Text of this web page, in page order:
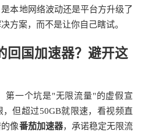
本地网络波动还是平台方升级了
方案，而不是让你自己瞎试。
回国加速器？避开这
第一个坑是"无限流量"的虚假宣
但超过50GB就限速，看视频直
像番茄加速器，承诺稳定无限流